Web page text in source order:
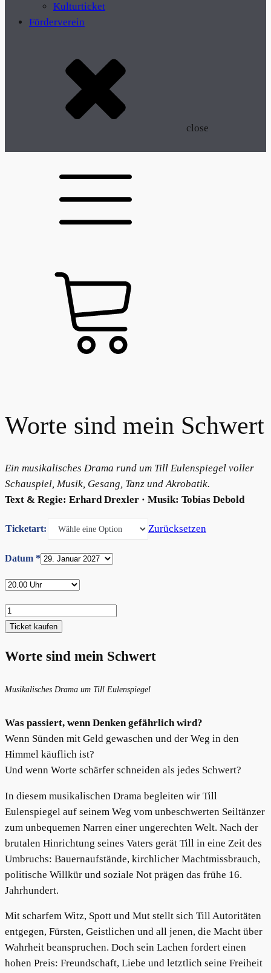
Kulturticket
Förderverein
close
Worte sind mein Schwert
Ein musikalisches Drama rund um Till Eulenspiegel voller
Schauspiel, Musik, Gesang, Tanz und Akrobatik.
Text & Regie: Erhard Drexler · Musik: Tobias Debold
Ticketart: Zurücksetzen
Datum *
Worte
sind
Schwert
Ticket kaufen
Worte sind mein Schwert
Musikalisches Drama um Till Eulenspiegel
Was passiert, wenn Denken gefährlich wird?
Wenn Sünden mit Geld gewaschen und der Weg in den
Himmel käuflich ist?
Und wenn Worte schärfer schneiden als jedes Schwert?
In diesem musikalischen Drama begleiten wir Till
Eulenspiegel auf seinem Weg vom unbeschwerten Seiltänzer
zum unbequemen Narren einer ungerechten Welt. Nach der
brutalen Hinrichtung seines Vaters gerät Till in eine Zeit des
Umbruchs: Bauernaufstände, kirchlicher Machtmissbrauch,
politische Willkür und soziale Not prägen das frühe 16.
Jahrhundert.
Mit scharfem Witz, Spott und Mut stellt sich Till Autoritäten
entgegen, Fürsten, Geistlichen und all jenen, die Macht über
Wahrheit beanspruchen. Doch sein Lachen fordert einen
hohen Preis: Freundschaft, Liebe und letztlich seine Freiheit